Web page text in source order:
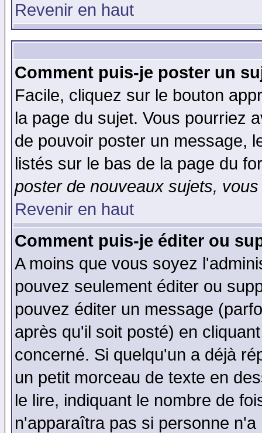
Revenir en haut
Comment puis-je poster un
Facile, cliquez sur le bouton
la page du sujet. Vous pourriez
de pouvoir poster un message,
listés sur le bas de la page du
poster de nouveaux sujets,
Revenir en haut
Comment puis-je éditer ou
A moins que vous soyez
pouvez seulement éditer ou
pouvez éditer un message
après qu'il soit posté) en
concerné. Si quelqu'un a déjà
un petit morceau de texte en
le lire, indiquant le nombre de
n'apparaîtra pas si personne